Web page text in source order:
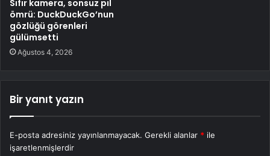
Sıfır kamera, sonsuz pil
ömrü: DuckDuckGo’nun
gözlüğü görenleri
gülümsetti
Ağustos 4, 2026
Bir yanıt yazın
E-posta adresiniz yayınlanmayacak. Gerekli alanlar * ile
işaretlenmişlerdir